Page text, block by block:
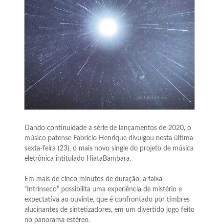
Dando continuidade a série de lançamentos de 2020, o
músico patense Fabrício Henrique divulgou nesta última
sexta-feira (23), o mais novo single do projeto de música
eletrônica intitulado HiataBambara.
Em mais de cinco minutos de duração, a faixa
“Intrínseco” possibilita uma experiência de mistério e
expectativa ao ouvinte, que é confrontado por timbres
alucinantes de sintetizadores, em um divertido jogo feito
no panorama estéreo.